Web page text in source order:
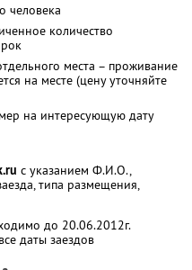
человека
количество
места – проживание
на месте (цену уточняйте
на интересующую дату
с указанием Ф.И.О.,
типа размещения,
до 20.06.2012г.
даты заездов